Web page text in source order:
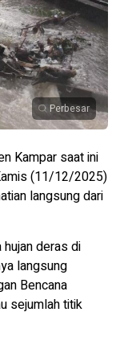
Perbesar
Kampar saat ini
(11/12/2025)
langsung dari
deras di
langsung
Bencana
sejumlah titik